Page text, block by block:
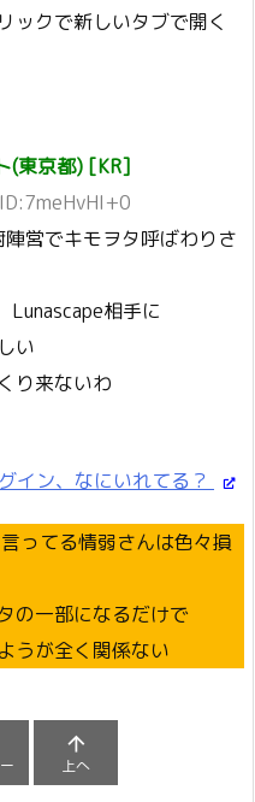
ックで新しいタブで開く
(東京都) [KR]
営でキモヲタ呼ばわりさ
相手に
い
り来ないわ
イン、なにいれてる？
ってる情弱さんは色々損
の一部になるだけで
うが全く関係ない

上へ